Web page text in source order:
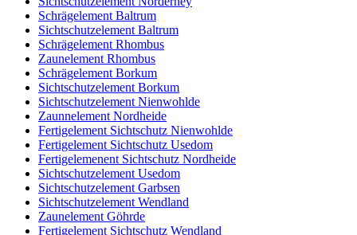
Schrägelement Baltrum
Sichtschutzelement Baltrum
Schrägelement Rhombus
Zaunelement Rhombus
Schrägelement Borkum
Sichtschutzelement Borkum
Sichtschutzelement Nienwohlde
Zaunnelement Nordheide
Fertigelement Sichtschutz Nienwohlde
Fertigelement Sichtschutz Usedom
Fertigelemenent Sichtschutz Nordheide
Sichtschutzelement Usedom
Sichtschutzelement Garbsen
Sichtschutzelement Wendland
Zaunelement Göhrde
Fertigelement Sichtschutz Wendland